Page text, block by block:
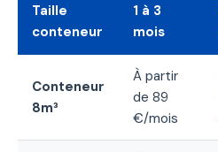
Taille
conteneur
1 à 3
mois
Conteneur
8m³
À partir
de 89
€/mois